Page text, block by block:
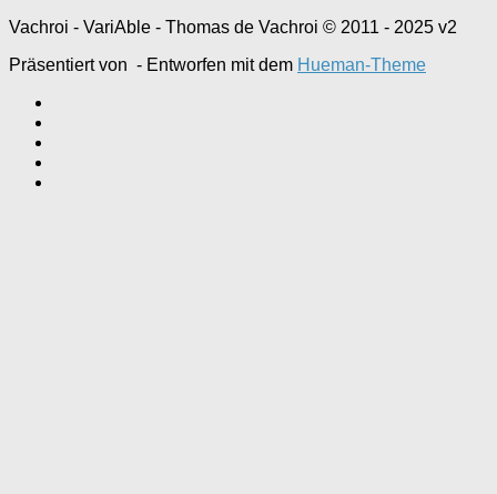
Vachroi - VariAble - Thomas de Vachroi © 2011 - 2025 v2
Präsentiert von - Entworfen mit dem Hueman-Theme